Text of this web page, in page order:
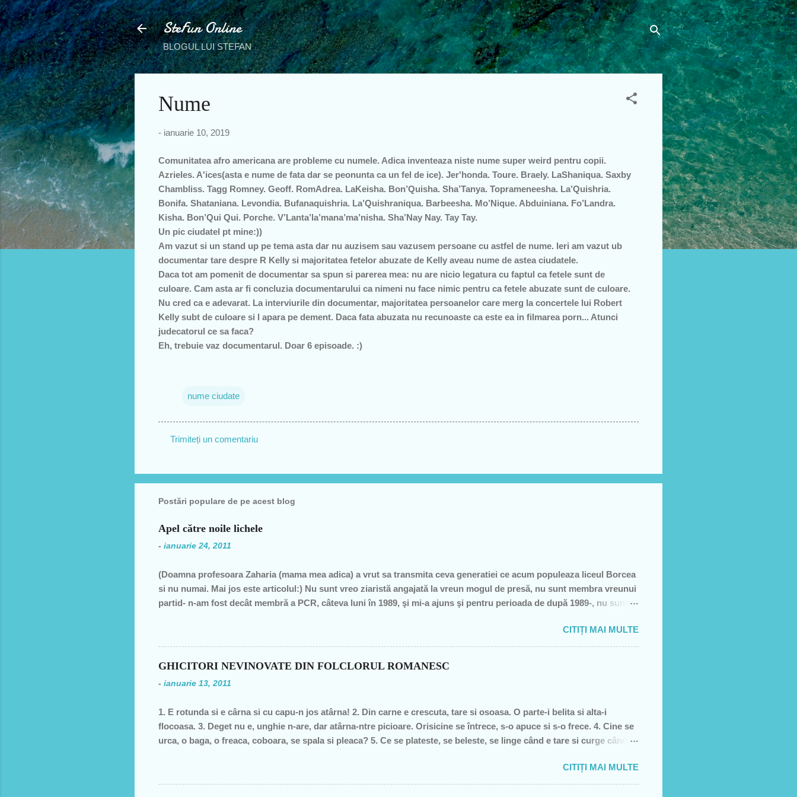
Treceți la conținutul principal
SteFun Online
BLOGUL LUI STEFAN
Nume
- ianuarie 10, 2019
Comunitatea afro americana are probleme cu numele. Adica inventeaza niste nume super weird pentru copii.
Azrieles. A'ices(asta e nume de fata dar se peonunta ca un fel de ice). Jer'honda. Toure. Braely. LaShaniqua. Saxby
Chambliss. Tagg Romney. Geoff. RomAdrea. LaKeisha. Bon’Quisha. Sha’Tanya. Toprameneesha. La’Quishria.
Bonifa. Shataniana. Levondia. Bufanaquishria. La’Quishraniqua. Barbeesha. Mo’Nique. Abduiniana. Fo’Landra.
Kisha. Bon’Qui Qui. Porche. V’Lanta’la’mana’ma’nisha. Sha’Nay Nay. Tay Tay.
Un pic ciudatel pt mine:))
Am vazut si un stand up pe tema asta dar nu auzisem sau vazusem persoane cu astfel de nume. Ieri am vazut ub
documentar tare despre R Kelly si majoritatea fetelor abuzate de Kelly aveau nume de astea ciudatele.
Daca tot am pomenit de documentar sa spun si parerea mea: nu are nicio legatura cu faptul ca fetele sunt de
culoare. Cam asta ar fi concluzia documentarului ca nimeni nu face nimic pentru ca fetele abuzate sunt de culoare.
Nu cred ca e adevarat. La interviurile din documentar, majoritatea persoanelor care merg la concertele lui Robert
Kelly subt de culoare si l apara pe dement. Daca fata abuzata nu recunoaste ca este ea in filmarea porn... Atunci
judecatorul ce sa faca?
Eh, trebuie vaz documentarul. Doar 6 episoade. :)
nume ciudate
m
e
t
a
i
Trimiteți un comentariu
Postări populare de pe acest blog
Apel către noile lichele
- ianuarie 24, 2011
(Doamna profesoara Zaharia (mama mea adica) a vrut sa transmita ceva generatiei ce acum populeaza liceul Borcea
si nu numai. Mai jos este articolul:) Nu sunt vreo ziaristă angajată la vreun mogul de presă, nu sunt membra vreunui
partid- n-am fost decât membră a PCR, câteva luni în 1989, şi mi-a ajuns şi pentru perioada de după 1989-, nu sunt
ţară, o bugetară care nu produce nimic concret şi care mai scoate şi tâmpiţi în urma prestaţiei sale- asa cum rezultă
din discursul primului politician al ţării. "Mea culpa" (pentru pdl-işti, aceasta nu e o înjurătură)! Recunosc acum că
speranţa că ceva se va schimba, o dată cu noua generaţie. Î...
CITIȚI MAI MULTE
GHICITORI NEVINOVATE DIN FOLCLORUL ROMANESC
- ianuarie 13, 2011
1. E rotunda si e cârna si cu capu-n jos atârna! 2. Din carne e crescuta, tare si osoasa. O parte-i belita si alta-i
flocoasa. 3. Deget nu e, unghie n-are, dar atârna-ntre picioare. Orisicine se întrece, s-o apuce si s-o frece. 4. Cine se
urca, o baga, o freaca, coboara, se spala si pleaca? 5. Ce se plateste, se beleste, se linge când e tare si curge când e
fund si intra toata. Si acum raspunsurile... 1. ghinda 2. pana de gâsca 3. tâta vacii 4. cosarul 5. înghetata 6. marca
postala, timbrul 7. cizma Daca v-ati gandit la prostii.... sa va fie rusine....
CITIȚI MAI MULTE